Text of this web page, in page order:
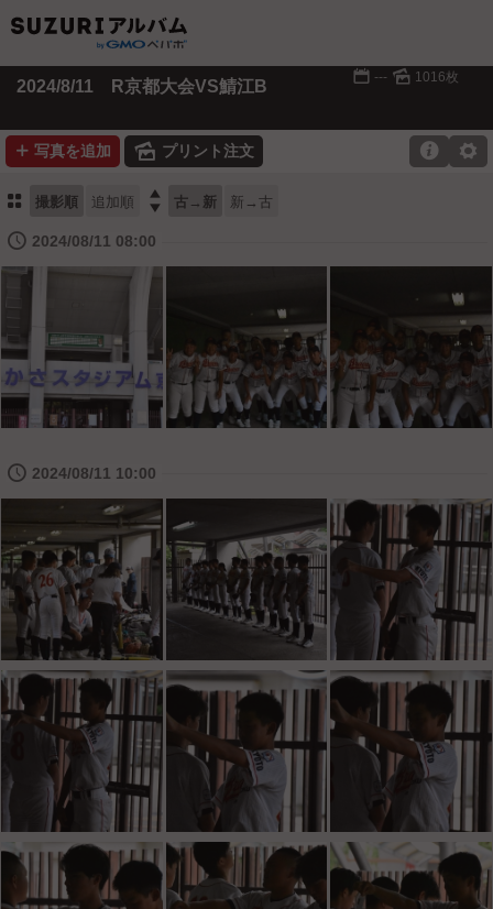
2024/8/11 R京都大会VS鯖江B 📅 --- 🌄 1016枚
➕ 写真を追加 🌄 プリント注文 ⚙

⚏ 撮影順 追加順  古→新 新→古
🕔 2024/08/11 08:00
🕔 2024/08/11 10:00